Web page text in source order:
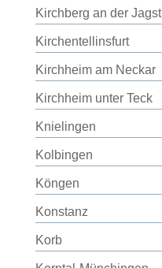
Kirchberg an der Jagst
Kirchentellinsfurt
Kirchheim am Neckar
Kirchheim unter Teck
Knielingen
Kolbingen
Köngen
Konstanz
Korb